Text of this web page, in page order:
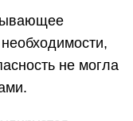
не могла